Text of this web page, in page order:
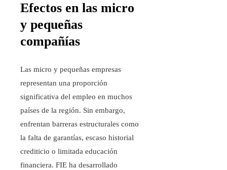
Efectos en las micro
y pequeñas
compañías
Las micro y pequeñas empresas
representan una proporción
significativa del empleo en muchos
países de la región. Sin embargo,
enfrentan barreras estructurales como
la falta de garantías, escaso historial
crediticio o limitada educación
financiera. FIE ha desarrollado